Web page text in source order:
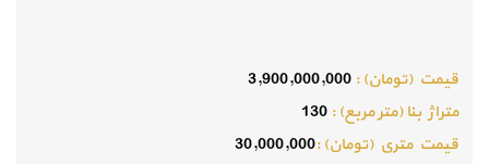
قيمت (تومان) :3,900,000,000
متراژ بنا (متر مربع) :130
قيمت متري (تومان) :30,000,000